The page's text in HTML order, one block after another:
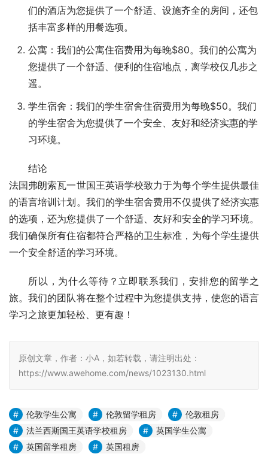
们的酒店为您提供了一个舒适、设施齐全的房间，还包
括丰富多样的用餐选项。
公寓：我们的公寓住宿费用为每晚$80。我们的公寓为
您提供了一个舒适、便利的住宿地点，离学校仅几步之
遥。
学生宿舍：我们的学生宿舍住宿费用为每晚$50。我们
的学生宿舍为您提供了一个安全、友好和经济实惠的学
习环境。
结论
法国弗朗索瓦一世国王英语学校致力于为每个学生提供最佳
的语言培训计划。我们的学生宿舍费用不仅提供了经济实惠
的选项，还为您提供了一个舒适、友好和安全的学习环境。
我们确保所有住宿都符合严格的卫生标准，为每个学生提供
一个安全舒适的学习环境。
所以，为什么等待？立即联系我们，安排您的留学之
旅。我们的团队将在整个过程中为您提供支持，使您的语言
学习之旅更加轻松、更有趣！
原创文章，作者：小A，如若转载，请注明出处：
https://www.awehome.com/news/1023130.html
伦敦学生公寓 伦敦留学租房
伦敦租房
法兰西斯国王英语学校租房
英国学生公寓
英国留学租房
英国租房